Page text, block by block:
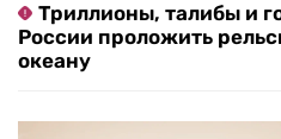
Триллионы, талибы и
России проложить
океану